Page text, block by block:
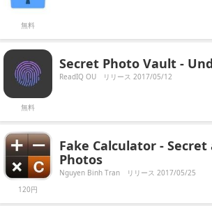
無料
無料
Secret Photo Vault -
ReadIQ OU リリース 2017/05/12
120円
Fake Calculator -
Photos
Nguyen Binh Tran リリース 2017/05/25